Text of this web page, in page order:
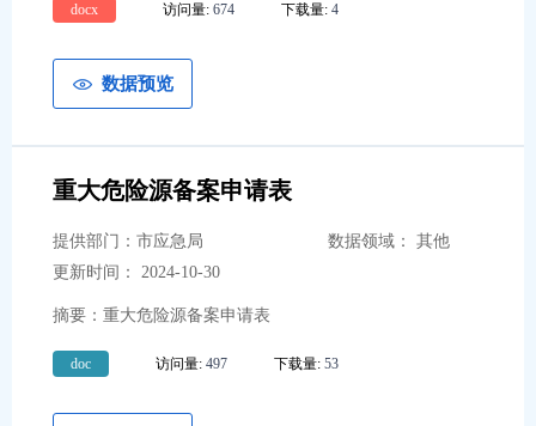
市财政局
市城市管理执法委员会
市招商服务中心
docx 访问量: 674 下载量: 4
数据预览
重大危险源备案申请表
提供部门：市应急局
数据领域： 其他
更新时间： 2024-10-30
摘要：重大危险源备案申请表
doc 访问量: 497 下载量: 53